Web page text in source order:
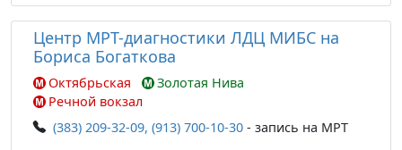
Центр МРТ-диагностики ЛДЦ МИБС на
Бориса Богаткова
Октябрьская
Золотая Нива
Речной вокзал
(383) 209-32-09, (913) 700-10-30 - запись на МРТ